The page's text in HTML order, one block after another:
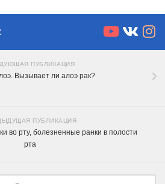
ПУБЛИКАЦИЯ
Вызывает ли алоэ рак?
ПУБЛИКАЦИЯ
во рту, болезненные ранки в полости
рта